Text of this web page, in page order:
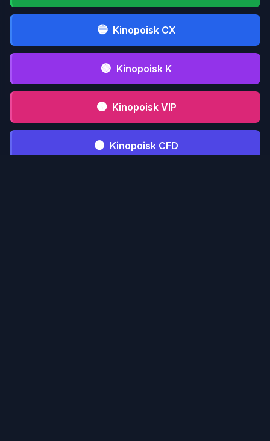
🔵 Kinopoisk CX
🟣 Kinopoisk K
🟤 Kinopoisk VIP
⚫ Kinopoisk CFD